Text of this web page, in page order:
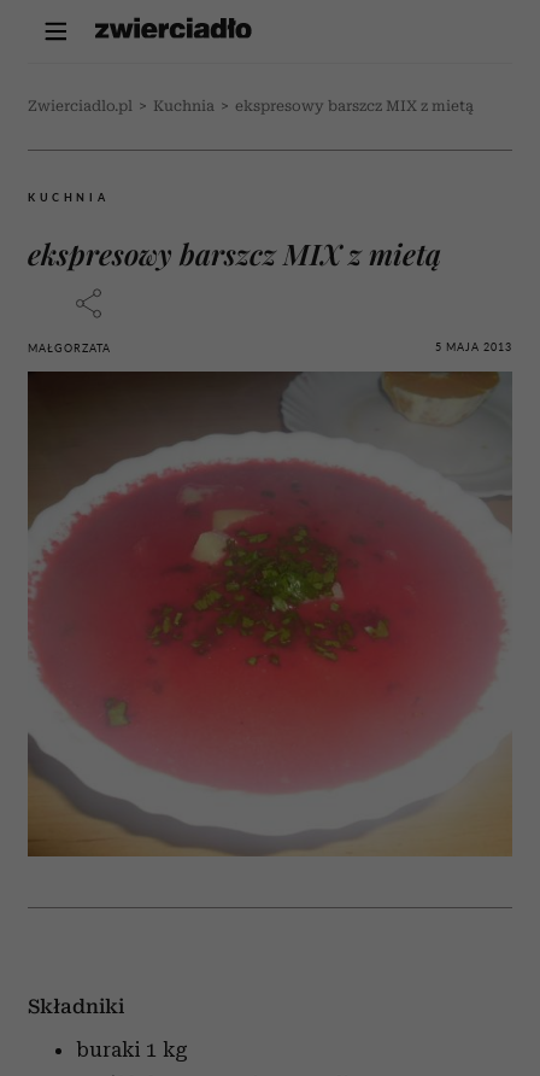
Zwierciadlo.pl > Kuchnia > ekspresowy barszcz MIX z mietą
KUCHNIA
ekspresowy barszcz MIX z mietą
MAŁGORZATA 5 MAJA 2013
Składniki
buraki 1 kg